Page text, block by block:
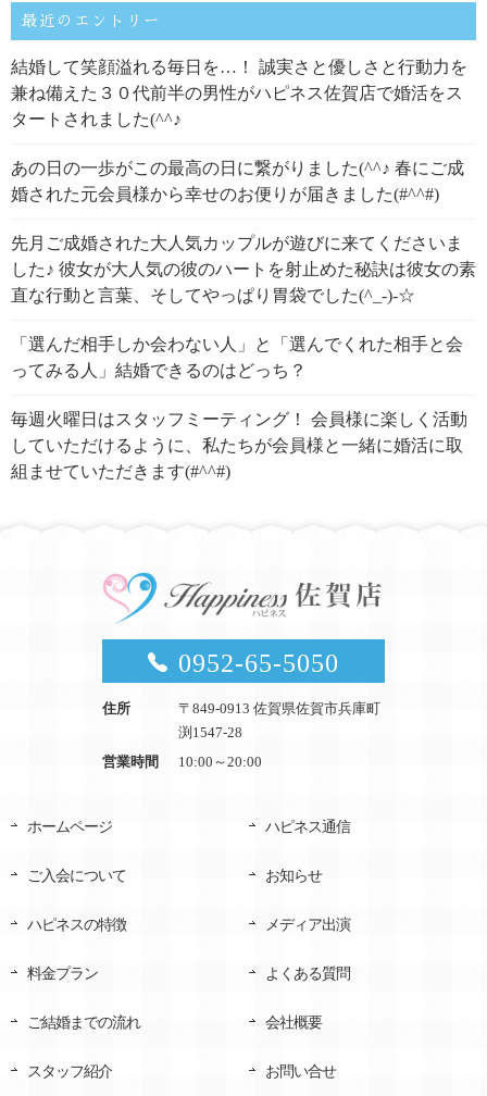
最近のエントリー
結婚して笑顔溢れる毎日を…！ 誠実さと優しさと行動力を
兼ね備えた３０代前半の男性がハピネス佐賀店で婚活をス
タートされました(^^♪
あの日の一歩がこの最高の日に繋がりました(^^♪ 春にご成
婚された元会員様から幸せのお便りが届きました(#^^#)
先月ご成婚された大人気カップルが遊びに来てくださいま
した♪ 彼女が大人気の彼のハートを射止めた秘訣は彼女の素
直な行動と言葉、そしてやっぱり胃袋でした(^_-)-☆
「選んだ相手しか会わない人」と「選んでくれた相手と会
ってみる人」結婚できるのはどっち？
毎週火曜日はスタッフミーティング！ 会員様に楽しく活動
していただけるように、私たちが会員様と一緒に婚活に取
組ませていただきます(#^^#)
0952-65-5050
住所
〒849-0913 佐賀県佐賀市兵庫町
渕1547-28
営業時間
10:00～20:00
ホームページ
ご入会について
ハピネスの特徴
料金プラン
ご結婚までの流れ
スタッフ紹介
ハピネス通信
お知らせ
メディア出演
よくある質問
会社概要
お問い合せ